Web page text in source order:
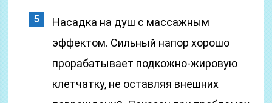
Насадка на душ с массажным
эффектом. Сильный напор хорошо
прорабатывает подкожно-жировую
клетчатку, не оставляя внешних